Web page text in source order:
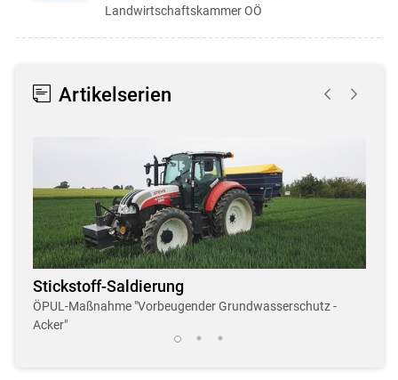
Landwirtschaftskammer OÖ
Artikelserien
Stickstoff-Saldierung
ÖPUL-Maßnahme "Vorbeugender Grundwasserschutz -
Acker"